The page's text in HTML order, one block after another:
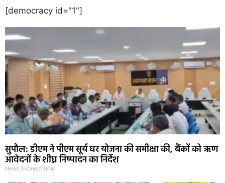
[democracy id="1"]
सुपौल: डीएम ने पीएम सूर्य घर योजना की समीक्षा की, बैंकों को ऋण
आवेदनों के शीघ्र निष्पादन का निर्देश
News Express Bihar